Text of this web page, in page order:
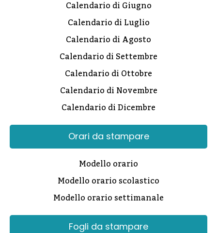
Calendario di Giugno
Calendario di Luglio
Calendario di Agosto
Calendario di Settembre
Calendario di Ottobre
Calendario di Novembre
Calendario di Dicembre
Orari da stampare
Modello orario
Modello orario scolastico
Modello orario settimanale
Fogli da stampare